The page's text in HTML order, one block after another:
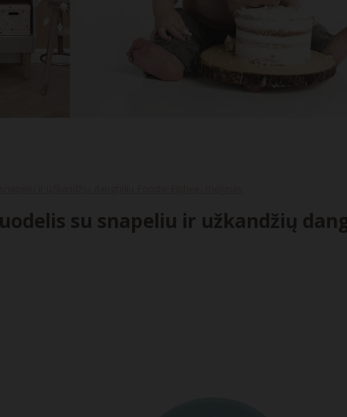
su snapeliu ir užkandžių